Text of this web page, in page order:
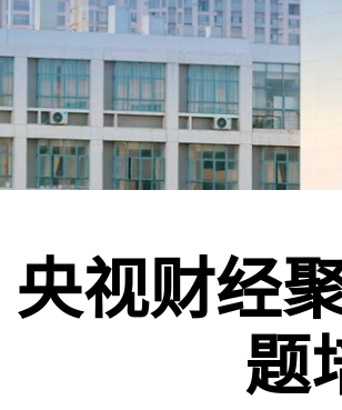
央视财经
题